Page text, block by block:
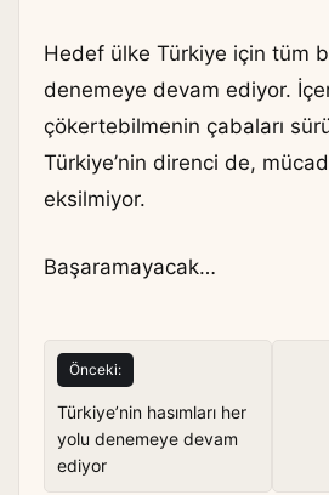
Hedef ülke Türkiye için tüm
denemeye devam ediyor.
çökertebilmenin çabaları
Türkiye’nin direnci de,
eksilmiyor.
Başaramayacak…
Yazı
gezinmesi
Önceki:
Türkiye’nin hasımları her
yolu denemeye devam
ediyor